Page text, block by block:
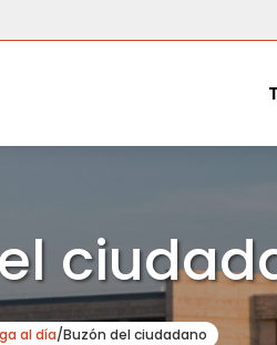
al día/Buzón del ciudadano